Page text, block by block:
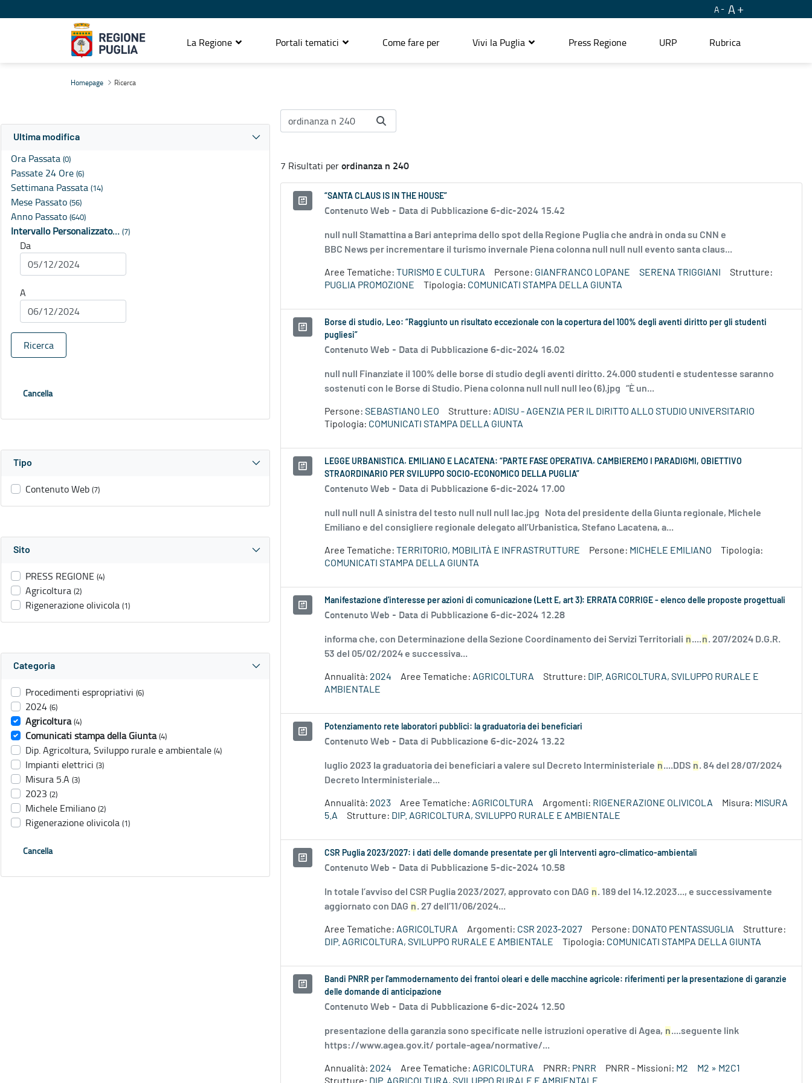
A A
La Regione Portali tematici Come fare per Vivi la Puglia Press Regione URP Rubrica
Homepage Ricerca
Ultima modifica
Ora Passata (0)
Passate 24 Ore (6)
Settimana Passata (14)
Mese Passato (56)
Anno Passato (640)
Intervallo Personalizzato… (7)
Da
A
Ricerca
Cancella
Tipo
Contenuto Web (7)
Sito
PRESS REGIONE (4)
Agricoltura (2)
Rigenerazione olivicola (1)
Categoria
Procedimenti espropriativi (6)
2024 (6)
Agricoltura (4)
Comunicati stampa della Giunta (4)
Dip. Agricoltura, Sviluppo rurale e ambientale (4)
Impianti elettrici (3)
Misura 5.A (3)
2023 (2)
Michele Emiliano (2)
Rigenerazione olivicola (1)
Cancella
7 Risultati perordinanza n 240
“SANTA CLAUS IS IN THE HOUSE”
Contenuto Web - Data di Pubblicazione 6-dic-2024 15.42
null null Stamattina a Bari anteprima dello spot della Regione Puglia che andrà in onda su CNN e
BBC News per incrementare il turismo invernale Piena colonna null null null evento santa claus...
Aree Tematiche: TURISMO E CULTURA Persone: GIANFRANCO LOPANE SERENA TRIGGIANI
Strutture:
PUGLIA PROMOZIONE
Tipologia: COMUNICATI STAMPA DELLA GIUNTA
Borse di studio, Leo: “Raggiunto un risultato eccezionale con la copertura del 100% degli aventi diritto per gli studenti
pugliesi”
Contenuto Web - Data di Pubblicazione 6-dic-2024 16.02
null null Finanziate il 100% delle borse di studio degli aventi diritto. 24.000 studenti e studentesse saranno
sostenuti con le Borse di Studio. Piena colonna null null null leo (6).jpg “È un...
Persone: SEBASTIANO LEO Strutture: ADISU - AGENZIA PER IL DIRITTO ALLO STUDIO UNIVERSITARIO
Tipologia: COMUNICATI STAMPA DELLA GIUNTA
LEGGE URBANISTICA. EMILIANO E LACATENA: “PARTE FASE OPERATIVA. CAMBIEREMO I PARADIGMI, OBIETTIVO
STRAORDINARIO PER SVILUPPO SOCIO-ECONOMICO DELLA PUGLIA”
Contenuto Web - Data di Pubblicazione 6-dic-2024 17.00
null null null A sinistra del testo null null null lac.jpg Nota del presidente della Giunta regionale, Michele
Emiliano e del consigliere regionale delegato all’Urbanistica, Stefano Lacatena, a...
Aree Tematiche: TERRITORIO, MOBILITÀ E INFRASTRUTTURE Persone: MICHELE EMILIANO
Tipologia:
COMUNICATI STAMPA DELLA GIUNTA
Manifestazione d'interesse per azioni di comunicazione (Lett E, art 3): ERRATA CORRIGE - elenco delle proposte progettuali
Contenuto Web - Data di Pubblicazione 6-dic-2024 12.28
informa che, con Determinazione della Sezione Coordinamento dei Servizi Territoriali n....n. 207/2024 D.G.R.
53 del 05/02/2024 e successiva...
Annualità: 2024 Aree Tematiche: AGRICOLTURA Strutture: DIP. AGRICOLTURA, SVILUPPO RURALE E
AMBIENTALE
Potenziamento rete laboratori pubblici: la graduatoria dei beneficiari
Contenuto Web - Data di Pubblicazione 6-dic-2024 13.22
luglio 2023 la graduatoria dei beneficiari a valere sul Decreto Interministeriale n....DDS n. 84 del 28/07/2024
Decreto Interministeriale...
Annualità: 2023 Aree Tematiche: AGRICOLTURA Argomenti: RIGENERAZIONE OLIVICOLA Misura: MISURA
5.A
Strutture: DIP. AGRICOLTURA, SVILUPPO RURALE E AMBIENTALE
CSR Puglia 2023/2027: i dati delle domande presentate per gli Interventi agro-climatico-ambientali
Contenuto Web - Data di Pubblicazione 5-dic-2024 10.58
In totale l’avviso del CSR Puglia 2023/2027, approvato con DAG n. 189 del 14.12.2023..., e successivamente
aggiornato con DAG n. 27 dell’11/06/2024...
Aree Tematiche: AGRICOLTURA Argomenti: CSR 2023-2027 Persone: DONATO PENTASSUGLIA
Strutture:
DIP. AGRICOLTURA, SVILUPPO RURALE E AMBIENTALE
Tipologia: COMUNICATI STAMPA DELLA GIUNTA
Bandi PNRR per l'ammodernamento dei frantoi oleari e delle macchine agricole: riferimenti per la presentazione di garanzie
delle domande di anticipazione
Contenuto Web - Data di Pubblicazione 6-dic-2024 12.50
presentazione della garanzia sono specificate nelle istruzioni operative di Agea, n....seguente link
https://www.agea.gov.it/ portale-agea/normative/...
Annualità: 2024 Aree Tematiche: AGRICOLTURA PNRR: PNRR PNRR - Missioni: M2
M2 » M2C1